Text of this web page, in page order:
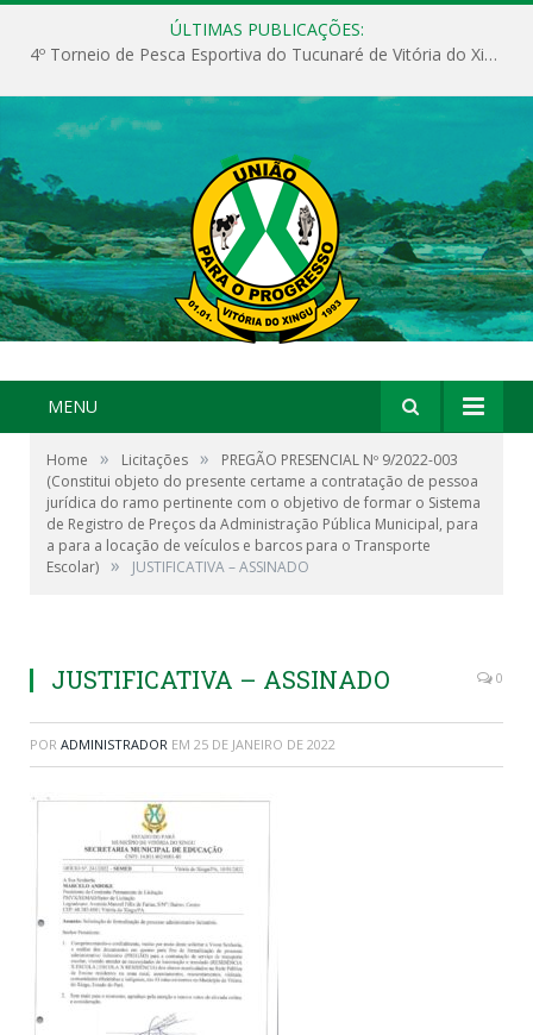
ÚLTIMAS PUBLICAÇÕES:
4º Torneio de Pesca Esportiva do Tucunaré de Vitória do Xingu
MENU
Home » Licitações »
PREGÃO PRESENCIAL Nº 9/2022-003
(Constitui objeto do presente certame a contratação de pessoa
jurídica do ramo pertinente com o objetivo de formar o Sistema
de Registro de Preços da Administração Pública Municipal, para
a para a locação de veículos e barcos para o Transporte
Escolar) » JUSTIFICATIVA – ASSINADO
JUSTIFICATIVA – ASSINADO 0
POR ADMINISTRADOR EM 25 DE JANEIRO DE 2022